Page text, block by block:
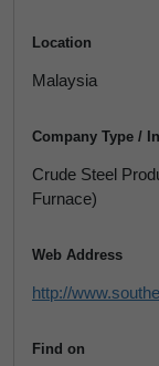
Location
Malaysia
Company Type /
Crude Steel
Furnace)
Web Address
http://
Find on